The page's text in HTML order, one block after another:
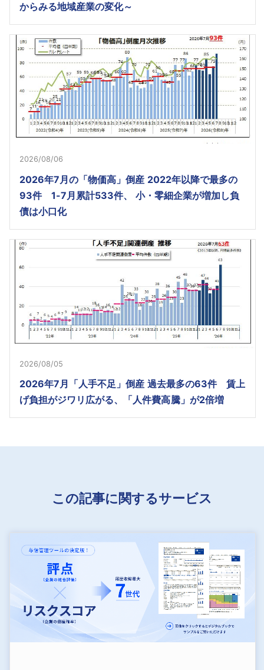
からみる地域産業の変化～
2026/08/06
2026年7月の「物価高」倒産 2022年以降で最多の
93件 1-7月累計533件、 小・零細企業が増加し負
債は小口化
2026/08/05
2026年7月「人手不足」倒産 過去最多の63件 賃上
げ負担がジワリ広がる、「人件費高騰」が2倍増
この記事に関するサービス